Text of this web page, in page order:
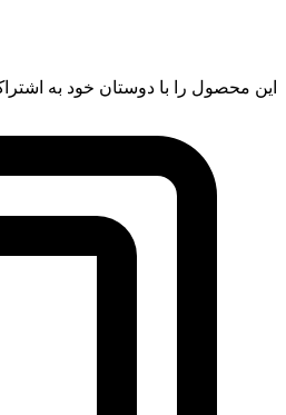
این محصول را با دوستان خود به